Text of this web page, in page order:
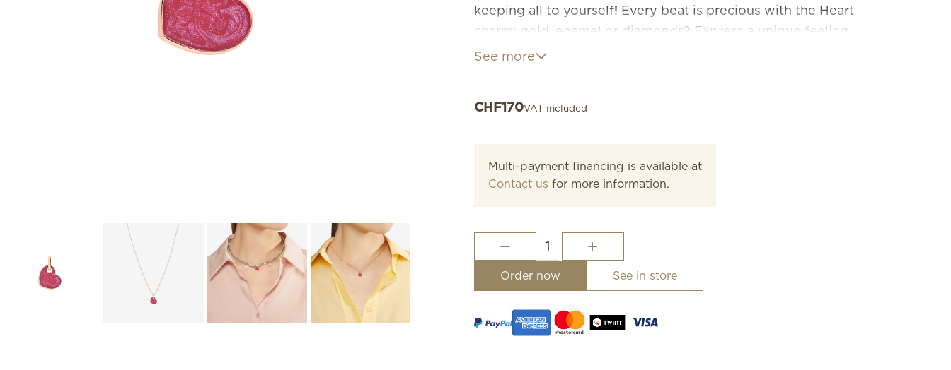
keeping all to yourself! Every beat is precious with the Heart
charm: gold, enamel or diamonds? Express a unique feeling.
See more
CHF170VAT included
Multi-payment financing is available at
Contact us for more information.
Rose
&
Enamel
Charm
quantity
Order now See in store